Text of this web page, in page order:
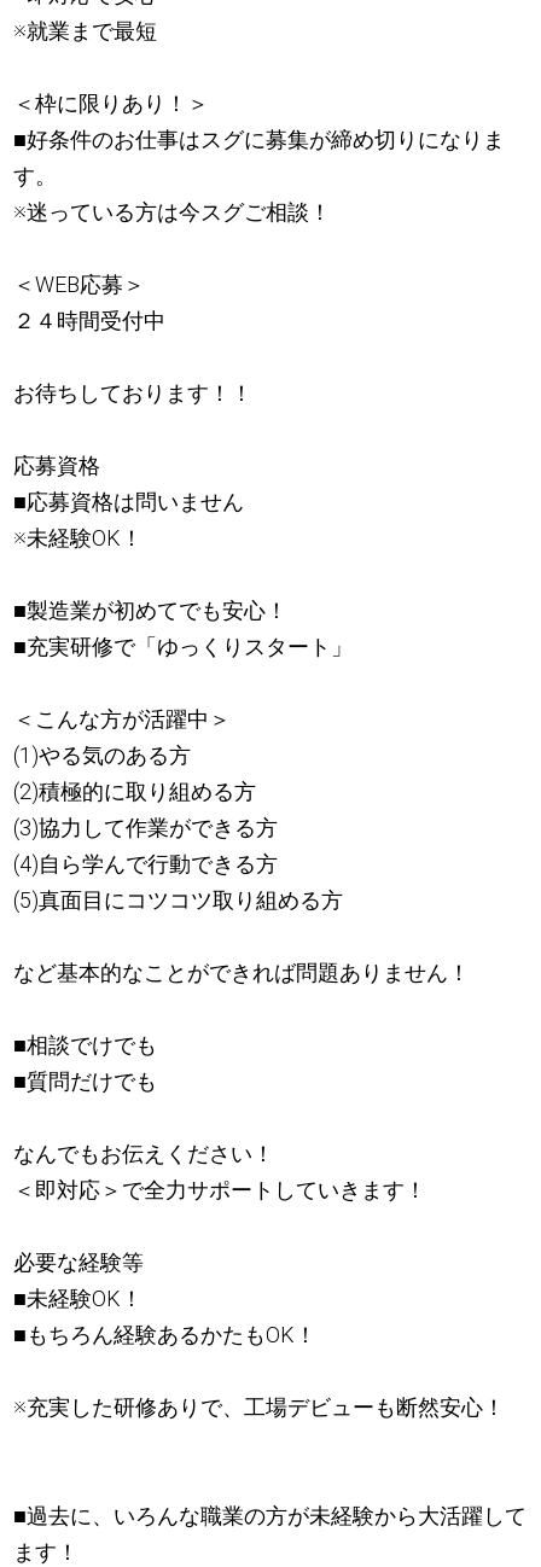
※就業まで最短
＜枠に限りあり！＞
■好条件のお仕事はスグに募集が締め切りになりま
す。
※迷っている方は今スグご相談！
＜WEB応募＞
２４時間受付中
お待ちしております！！
応募資格
■応募資格は問いません
※未経験OK！
■製造業が初めてでも安心！
■充実研修で「ゆっくりスタート」
＜こんな方が活躍中＞
(1)やる気のある方
(2)積極的に取り組める方
(3)協力して作業ができる方
(4)自ら学んで行動できる方
(5)真面目にコツコツ取り組める方
など基本的なことができれば問題ありません！
■相談でけでも
■質問だけでも
なんでもお伝えください！
＜即対応＞で全力サポートしていきます！
必要な経験等
■未経験OK！
■もちろん経験あるかたもOK！
※充実した研修ありで、工場デビューも断然安心！
■過去に、いろんな職業の方が未経験から大活躍して
ます！